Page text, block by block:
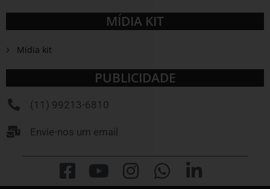
MÍDIA KIT
Mídia kit
PUBLICIDADE
(11) 99213-6810
Envie-nos um email